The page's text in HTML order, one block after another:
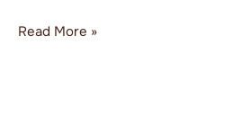
Read More »